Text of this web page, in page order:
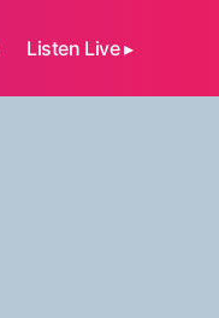
Listen Live ▸